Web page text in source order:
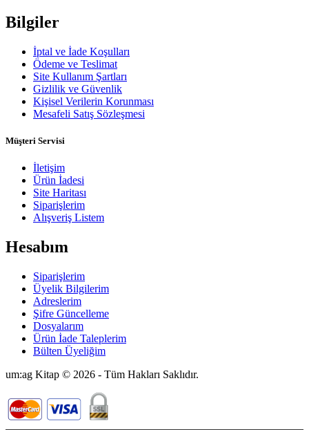
Bilgiler
İptal ve İade Koşulları
Ödeme ve Teslimat
Site Kullanım Şartları
Gizlilik ve Güvenlik
Kişisel Verilerin Korunması
Mesafeli Satış Sözleşmesi
Müşteri Servisi
İletişim
Ürün İadesi
Site Haritası
Siparişlerim
Alışveriş Listem
Hesabım
Siparişlerim
Üyelik Bilgilerim
Adreslerim
Şifre Güncelleme
Dosyalarım
Ürün İade Taleplerim
Bülten Üyeliğim
um:ag Kitap © 2026 - Tüm Hakları Saklıdır.